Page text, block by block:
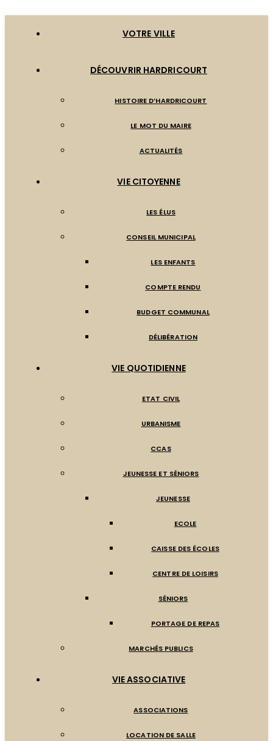
VOTRE VILLE
DÉCOUVRIR HARDRICOURT
HISTOIRE D’HARDRICOURT
LE MOT DU MAIRE
ACTUALITÉS
VIE CITOYENNE
LES ÉLUS
CONSEIL MUNICIPAL
LES ENFANTS
COMPTE RENDU
BUDGET COMMUNAL
DÉLIBÉRATION
VIE QUOTIDIENNE
ETAT CIVIL
URBANISME
CCAS
JEUNESSE ET SÉNIORS
JEUNESSE
ECOLE
CAISSE DES ÉCOLES
CENTRE DE LOISIRS
SÉNIORS
PORTAGE DE REPAS
MARCHÉS PUBLICS
VIE ASSOCIATIVE
ASSOCIATIONS
LOCATION DE SALLE